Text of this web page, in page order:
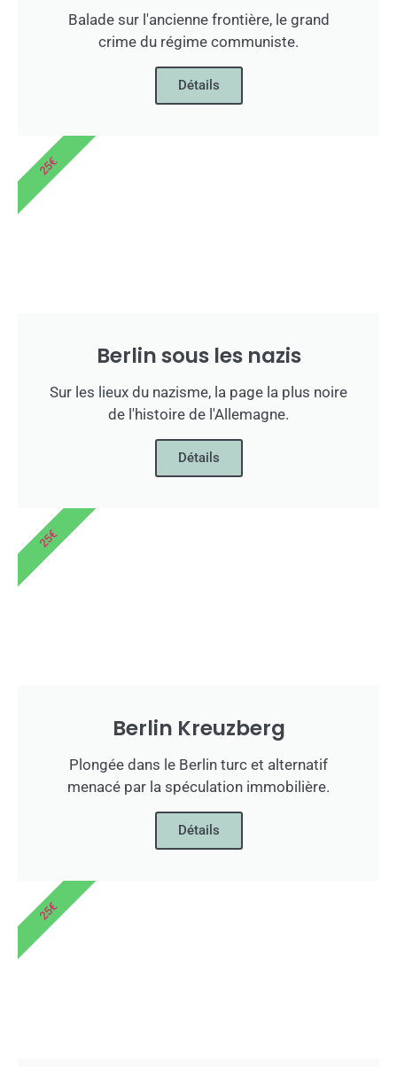
Balade sur l'ancienne frontière, le grand
crime du régime communiste.
Détails
Berlin sous les nazis
Sur les lieux du nazisme, la page la plus noire
de l'histoire de l'Allemagne.
Détails
25€
Berlin Kreuzberg
Plongée dans le Berlin turc et alternatif
menacé par la spéculation immobilière.
Détails
25€
25€